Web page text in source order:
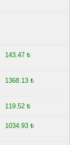
143.47 ₺
1368.13 ₺
119.52 ₺
1034.93 ₺